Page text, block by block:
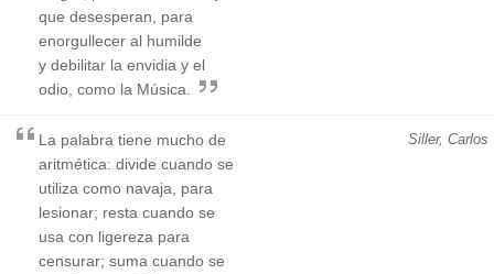
que desesperan, para
enorgullecer al humilde
y debilitar la envidia y el
odio, como la Música.
Siller, Carlos
La palabra tiene mucho de
aritmética: divide cuando se
utiliza como navaja, para
lesionar; resta cuando se
usa con ligereza para
censurar; suma cuando se